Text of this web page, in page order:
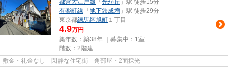
都営大江戸線 「 光が丘 」駅 徒歩15分
有楽町線 「 地下鉄成増 」駅 徒歩29分
東京都練馬区旭町 １丁目
4.9万円
築年数：築38年 ｜募集中： 1室
階数：2階建
敷金・礼金なし 閑静な住宅街 角部屋・2面採光